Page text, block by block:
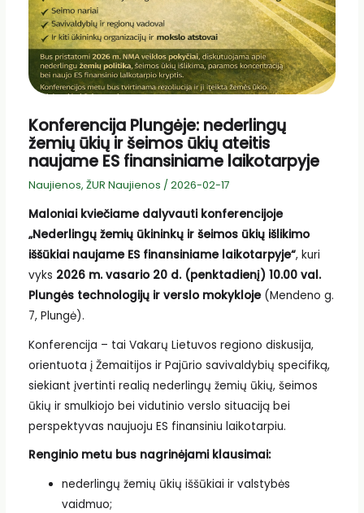
Konferencija Plungėje: nederlingų
žemių ūkių ir šeimos ūkių ateitis
naujame ES finansiniame laikotarpyje
Naujienos, ŽUR Naujienos / 2026-02-17
Maloniai kviečiame dalyvauti konferencijoje
„Nederlingų žemių ūkininkų ir šeimos ūkių išlikimo
iššūkiai naujame ES finansiniame laikotarpyje“, kuri
vyks 2026 m. vasario 20 d. (penktadienį) 10.00 val.
Plungės technologijų ir verslo mokykloje (Mendeno g.
7, Plungė).
Konferencija – tai Vakarų Lietuvos regiono diskusija,
orientuota į Žemaitijos ir Pajūrio savivaldybių specifiką,
siekiant įvertinti realią nederlingų žemių ūkių, šeimos
ūkių ir smulkiojo bei vidutinio verslo situaciją bei
perspektyvas naujuoju ES finansiniu laikotarpiu.
Renginio metu bus nagrinėjami klausimai:
nederlingų žemių ūkių iššūkiai ir valstybės
vaidmuo;